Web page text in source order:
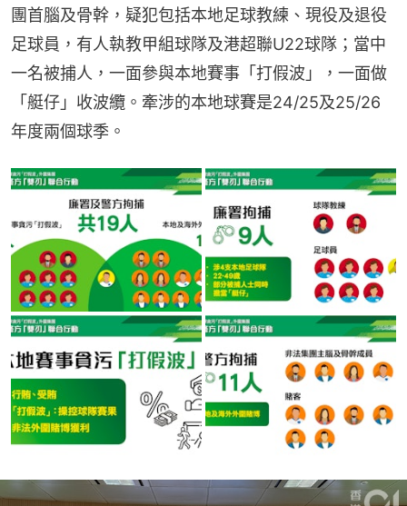
團首腦及骨幹，疑犯包括本地足球教練、現役及退役
足球員，有人執教甲組球隊及港超聯U22球隊；當中
一名被捕人，一面參與本地賽事「打假波」，一面做
「艇仔」收波纜。牽涉的本地球賽是24/25及25/26
年度兩個球季。